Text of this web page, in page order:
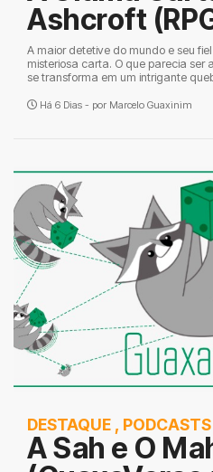
Ashcroft
A maior detetive do mundo e seu
misteriosa carta. O que parecia ser
se transforma em um intrigante
Há 6 Dias - por Marcelo Guaxinim
DESTAQUE , PODCASTS
A Sah e O